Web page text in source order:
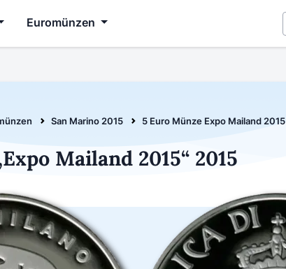
Euromünzen
San Marino 2015 5 Euro Münze Expo Mailand 2015
Mailand 2015“ 2015